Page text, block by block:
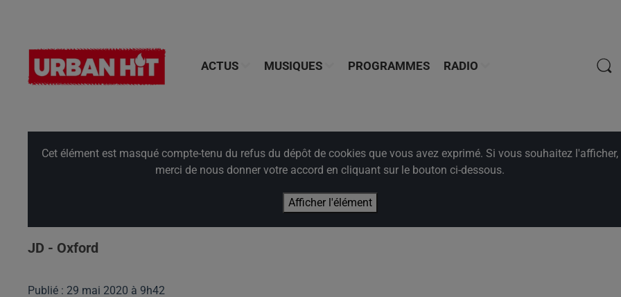
ACTUS MUSIQUES PROGRAMMES RADIO
Cet élément est masqué compte-tenu du refus du dépôt de cookies que vous avez exprimé. Si vous souhaitez l'afficher,
merci de nous donner votre accord en cliquant sur le bouton ci-dessous.
Afficher l'élément
JD - Oxford
Publié : 29 mai 2020 à 9h42